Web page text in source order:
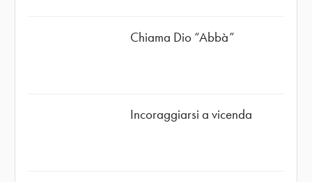
Chiama Dio “Abbà”
Incoraggiarsi a vicenda